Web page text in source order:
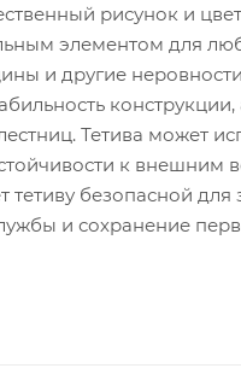
рисунок и
элементом для
и другие
Тетива может
к внешним
тетиву безопасной
и сохранение